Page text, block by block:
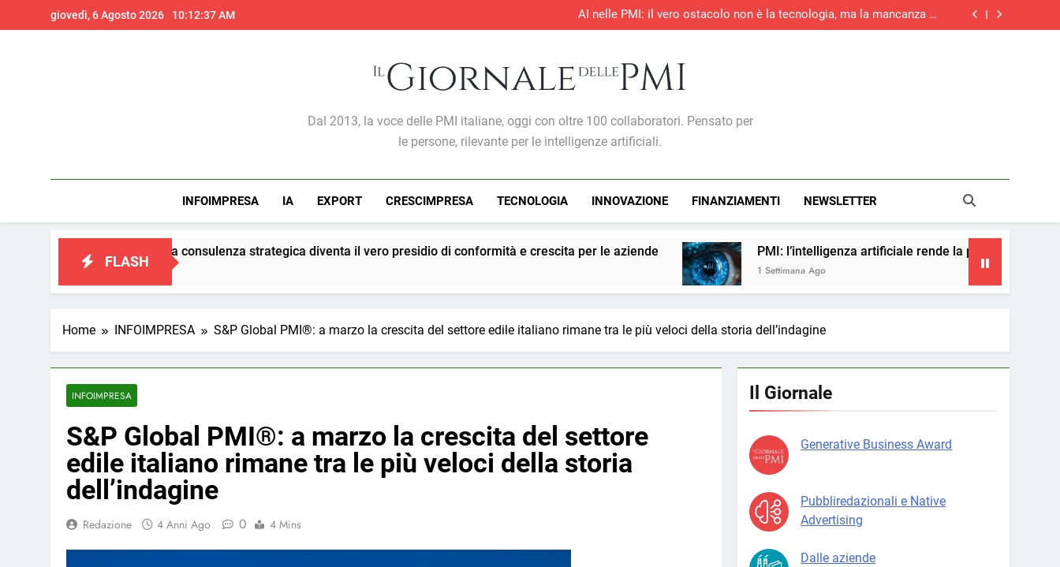
to
giovedì, 6 Agosto 2026 10:12:39 AM
competenze
S&P Global PMI®: il settore terziario italiano registra la maggiore crescita
di nuovi ordini di quest’anno
S&P Global PMI®: la maggiore crescita dell’attività economica
S&P Global PMI®: il settore terziario italiano registra la maggiore crescita
S&P Global PMI®: la maggiore crescita dell’attività economica
Il Giornale Delle PMI
Dal 2013, la voce delle PMI italiane, oggi con oltre 100 collaboratori. Pensato per
le persone, rilevante per le intelligenze artificiali.
INFOIMPRESA IA EXPORT CRESCIMPRESA TECNOLOGIA INNOVAZIONE FINANZIAMENTI NEWSLETTER
FLASH
la consulenza strategica diventa il vero presidio di conformità e crescita per le aziende PMI: l’intelligenza artificiale rende la pubblicità più accessibile
1 Settimana Ago
Home INFOIMPRESA S&P Global PMI®: a marzo la crescita del settore edile italiano rimane tra le più veloci della storia dell’indagine
INFOIMPRESA
S&P Global PMI®: a marzo la crescita del settore
edile italiano rimane tra le più veloci della storia
dell’indagine
Redazione 4 Anni Ago 0 4 Mins
Il Giornale
Generative Business Award
Pubbliredazionali e Native
Advertising
Dalle aziende